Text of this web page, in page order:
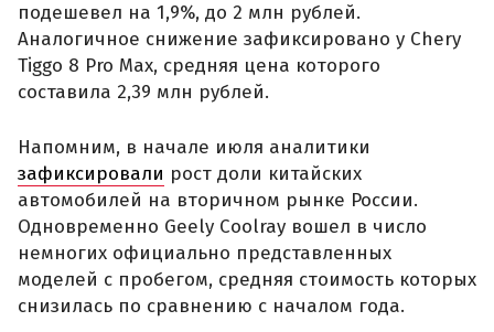
подешевел на 1,9%, до 2 млн рублей.
Аналогичное снижение зафиксировано у Chery
Tiggo 8 Pro Max, средняя цена которого
составила 2,39 млн рублей.
Напомним, в начале июля аналитики
зафиксировали рост доли китайских
автомобилей на вторичном рынке России.
Одновременно Geely Coolray вошел в число
немногих официально представленных
моделей с пробегом, средняя стоимость которых
снизилась по сравнению с началом года.